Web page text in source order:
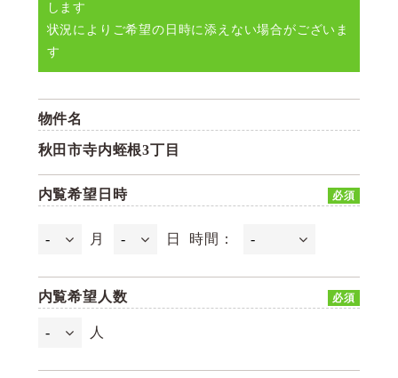
します
状況によりご希望の日時に添えない場合がございま
す
物件名
秋田市寺内蛭根3丁目
内覧希望日時 必須
月 日 時間：
内覧希望人数 必須
人